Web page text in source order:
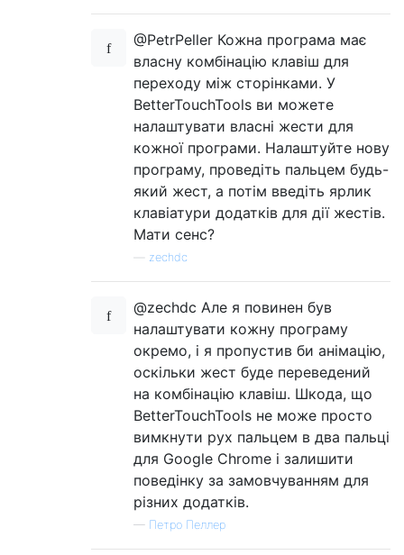
@PetrPeller Кожна програма має
власну комбінацію клавіш для
переходу між сторінками. У
BetterTouchTools ви можете
налаштувати власні жести для
кожної програми. Налаштуйте нову
програму, проведіть пальцем будь-
який жест, а потім введіть ярлик
клавіатури додатків для дії жестів.
Мати сенс?
zechdc
@zechdc Але я повинен був
налаштувати кожну програму
окремо, і я пропустив би анімацію,
оскільки жест буде переведений
на комбінацію клавіш. Шкода, що
BetterTouchTools не може просто
вимкнути рух пальцем в два пальці
для Google Chrome і залишити
поведінку за замовчуванням для
різних додатків.
— Петро Пеллер